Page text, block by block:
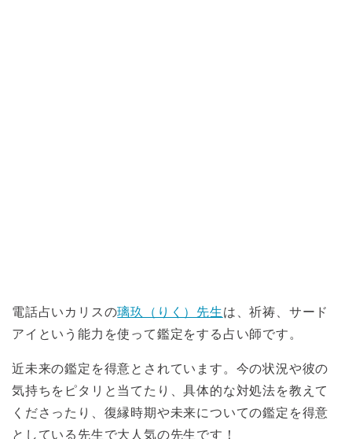
電話占いカリスの璃玖（りく）先生は、祈祷、サード
アイという能力を使って鑑定をする占い師です。
近未来の鑑定を得意とされています。今の状況や彼の
気持ちをピタリと当てたり、具体的な対処法を教えて
くださったり、復縁時期や未来についての鑑定を得意
としている先生で大人気の先生です！